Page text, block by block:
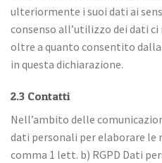
ulteriormente i suoi dati ai
consenso all’utilizzo dei dati
oltre a quanto consentito
in questa dichiarazione.
2.3 Contatti
Nell’ambito delle
dati personali per elaborare le
comma 1 lett. b) RGPD Dati